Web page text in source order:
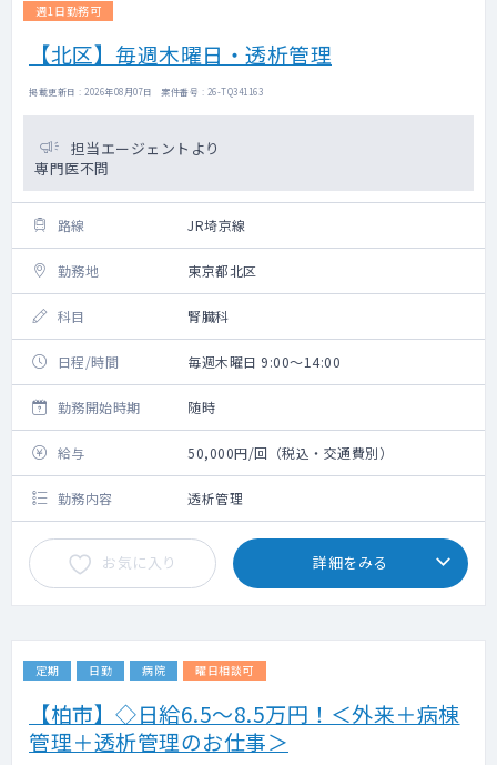
週1日勤務可
【北区】毎週木曜日・透析管理
掲載更新日 : 2026年08月07日 案件番号 : 26-TQ341163
担当エージェントより
専門医不問
路線 JR埼京線
勤務地 東京都北区
科目 腎臓科
日程/時間 毎週木曜日 9:00～14:00
勤務開始時期 随時
給与 50,000円/回（税込・交通費別）
勤務内容 透析管理
お気に入り 詳細をみる
定期 日勤 病院 曜日相談可
【柏市】◇日給6.5～8.5万円！＜外来＋病棟
管理＋透析管理のお仕事＞